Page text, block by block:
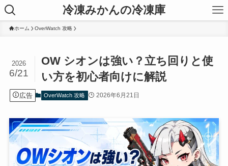
冷凍みかんの冷凍庫
ホーム OverWatch 攻略
OW シオンは強い？立ち回りと使
い方を初心者向けに解説
2026
6/21
広告 OverWatch 攻略 2026年6月21日